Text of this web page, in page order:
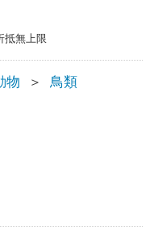
抵無上限
物 ＞ 鳥類